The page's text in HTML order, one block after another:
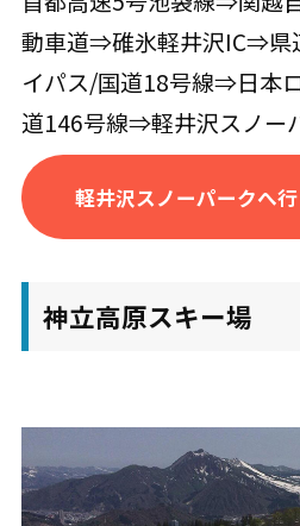
動車道⇒碓氷軽井沢IC⇒
イパス/国道18号線⇒日本
道146号線⇒軽井沢スノー
軽井沢スノーパークへ
神立高原スキー場